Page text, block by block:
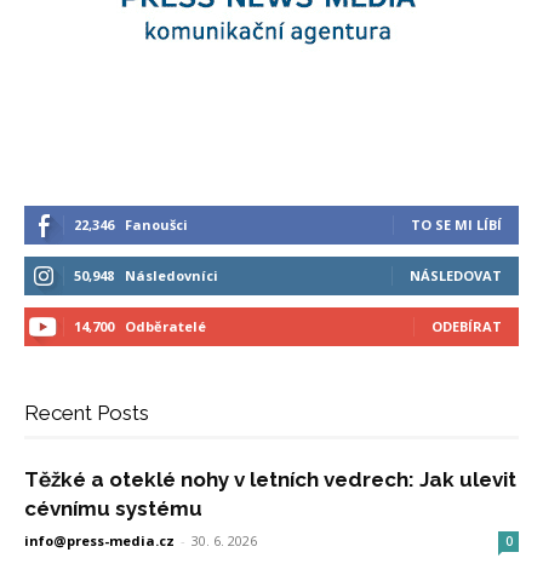
22,346 Fanoušci TO SE MI LÍBÍ
50,948 Následovníci NÁSLEDOVAT
14,700 Odběratelé ODEBÍRAT
Recent Posts
Těžké a oteklé nohy v letních vedrech: Jak ulevit
cévnímu systému
info@press-media.cz - 30. 6. 2026 0